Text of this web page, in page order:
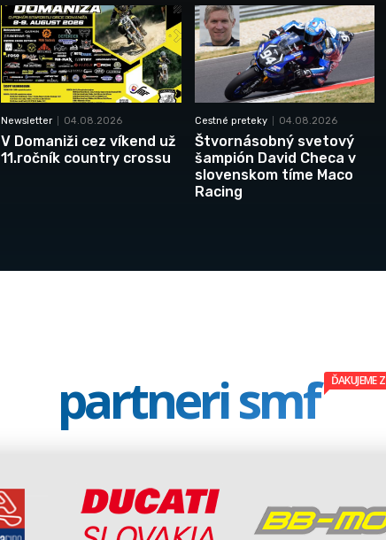
Newsletter 04.08.2026
V Domaniži cez víkend už
11.ročník country crossu
Cestné preteky 04.08.2026
Štvornásobný svetový
šampión David Checa v
slovenskom tíme Maco
Racing
partneri smf ĎAKUJEME